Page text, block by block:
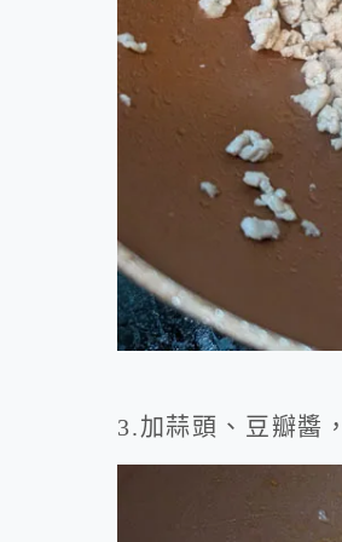
3.加蒜頭、豆瓣醬